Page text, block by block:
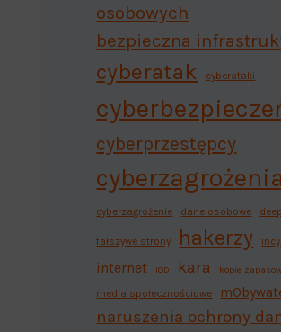
osobowych
bezpieczna
cyberatak cyberataki
cyberprzestępcy
cyberzagrożenia
cyberzagrożenie dane osobowe
fałszywe strony hakerzy
internet IOD kara kopie
media społecznościowe
naruszenia ochrony